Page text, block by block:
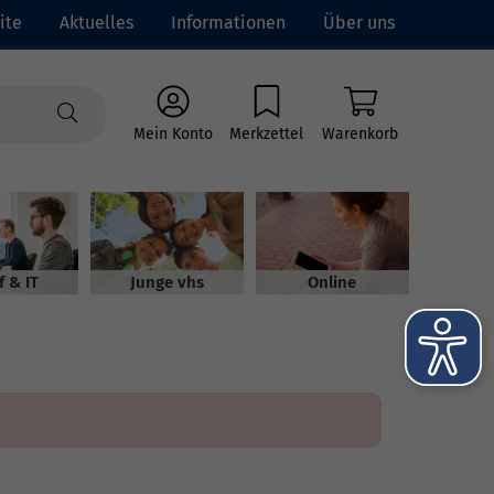
Aktuelles Informationen Über uns
Mein Konto Merkzettel Warenkorb
& IT Junge vhs Online